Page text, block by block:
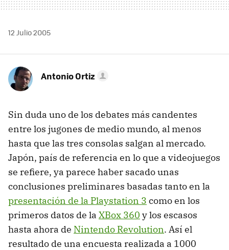
12 Julio 2005
Antonio Ortiz
Sin duda uno de los debates más candentes
entre los jugones de medio mundo, al menos
hasta que las tres consolas salgan al mercado.
Japón, país de referencia en lo que a videojuegos
se refiere, ya parece haber sacado unas
conclusiones preliminares basadas tanto en la
presentación de la Playstation 3 como en los
primeros datos de la XBox 360 y los escasos
hasta ahora de Nintendo Revolution. Así el
resultado de una encuesta realizada a 1000